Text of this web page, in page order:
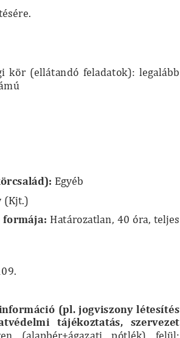
kör  (ellátandó  feladatok):  legalább
Egyéb
(Kjt.)
formája: Határozatlan, 40 óra, teljes
(pl.  jogviszony  létesítés
tájékoztatás,   szervezet
(alapbér+ágazati    pótlék)    felül: